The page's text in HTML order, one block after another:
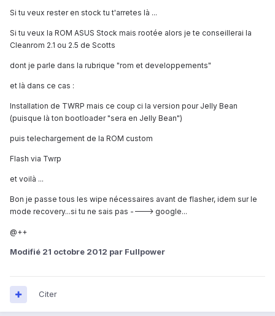
Si tu veux rester en stock tu t'arretes là ...
Si tu veux la ROM ASUS Stock mais rootée alors je te conseillerai la
Cleanrom 2.1 ou 2.5 de Scotts
dont je parle dans la rubrique "rom et developpements"
et là dans ce cas :
Installation de TWRP mais ce coup ci la version pour Jelly Bean
(puisque là ton bootloader "sera en Jelly Bean")
puis telechargement de la ROM custom
Flash via Twrp
et voilà ...
Bon je passe tous les wipe nécessaires avant de flasher, idem sur le
mode recovery...si tu ne sais pas ----> google...
@++
Modifié 21 octobre 2012 par Fullpower
Citer